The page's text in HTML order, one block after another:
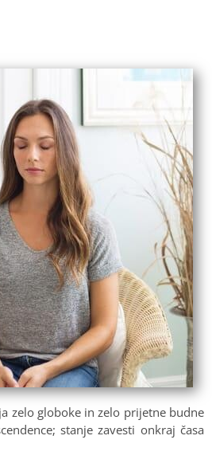
zelo globoke in zelo prijetne budne
stanje zavesti onkraj časa